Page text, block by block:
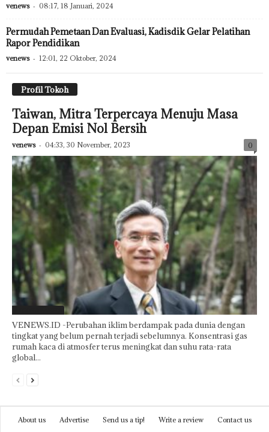
venews - 08:17, 18 Januari, 2024
Permudah Pemetaan Dan Evaluasi, Kadisdik Gelar Pelatihan
Rapor Pendidikan
venews - 12:01, 22 Oktober, 2024
Profil Tokoh
Taiwan, Mitra Terpercaya Menuju Masa
Depan Emisi Nol Bersih
venews - 04:33, 30 November, 2023 0
VENEWS.ID -Perubahan iklim berdampak pada dunia dengan
tingkat yang belum pernah terjadi sebelumnya. Konsentrasi gas
rumah kaca di atmosfer terus meningkat dan suhu rata-rata
global...
About us Advertise Send us a tip! Write a review Contact us